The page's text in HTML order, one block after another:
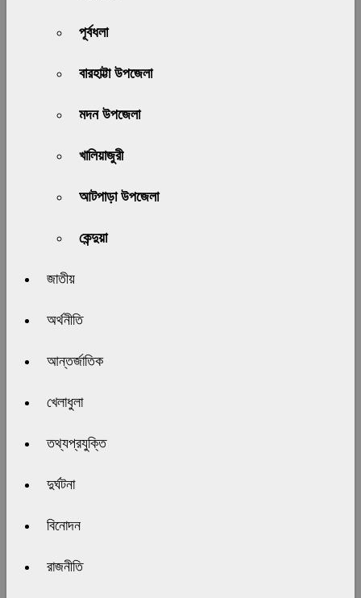
পূর্বধলা
বারহাট্টা উপজেলা
মদন উপজেলা
খালিয়াজুরী
আটপাড়া উপজেলা
কেন্দুয়া
জাতীয়
অর্থনীতি
আন্তর্জাতিক
খেলাধুলা
তথ্যপ্রযুক্তি
দুর্ঘটনা
বিনোদন
রাজনীতি